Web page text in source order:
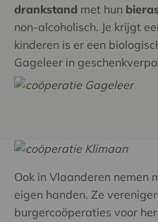
drankstand met hun
non-alcoholisch. Je krijgt
kinderen is er een
Gageleer in
Ook in Vlaanderen nemen
eigen handen. Ze
burgercoöperaties voor